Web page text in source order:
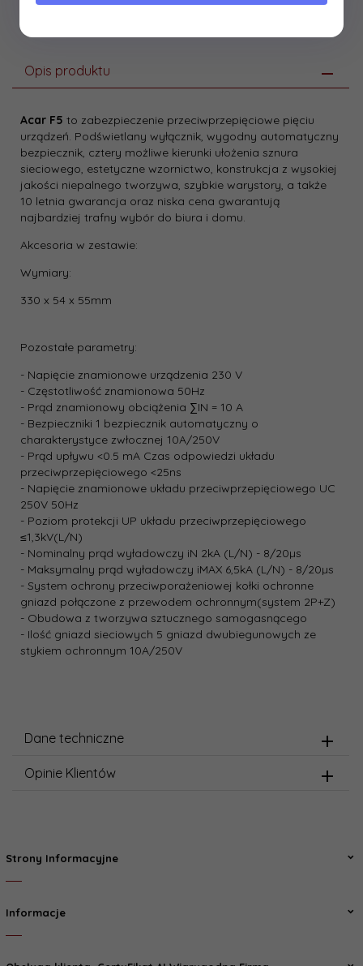
Opis produktu
Acar F5 to zabezpieczenie przeciwprzepięciowe pięciu
urządzeń. Podświetlany wyłącznik, wygodny automatyczny
bezpiecznik, cztery możliwe kierunki ułożenia sznura
sieciowego, estetyczne wzornictwo, konstrukcja z wysokiej
jakości niepalnego tworzywa, szybkie warystory, a także
10 letnia gwarancja oraz niska cena gwarantują
najbardziej trafny wybór do biura i domu.
Akcesoria w zestawie:
Wymiary:
330 x 54 x 55mm
Pozostałe parametry:
- Napięcie znamionowe urządzenia 230 V
- Częstotliwość znamionowa 50Hz
- Prąd znamionowy obciążenia ∑IN = 10 A
- Bezpieczniki 1 bezpiecznik automatyczny o
charakterystyce zwłocznej 10A/250V
- Prąd upływu <0.5 mA Czas odpowiedzi układu
przeciwprzepięciowego <25ns
- Napięcie znamionowe układu przeciwprzepięciowego UC
250V 50Hz
- Poziom protekcji UP układu przeciwprzepięciowego
≤1,3kV(L/N)
- Nominalny prąd wyładowczy iN 2kA (L/N) - 8/20µs
- Maksymalny prąd wyładowczy iMAX 6,5kA (L/N) - 8/20µs
- System ochrony przeciwporażeniowej kołki ochronne
gniazd połączone z przewodem ochronnym(system 2P+Z)
- Obudowa z tworzywa sztucznego samogasnącego
- Ilość gniazd sieciowych 5 gniazd dwubiegunowych ze
stykiem ochronnym 10A/250V
Dane techniczne
Opinie Klientów
Strony Informacyjne
Informacje